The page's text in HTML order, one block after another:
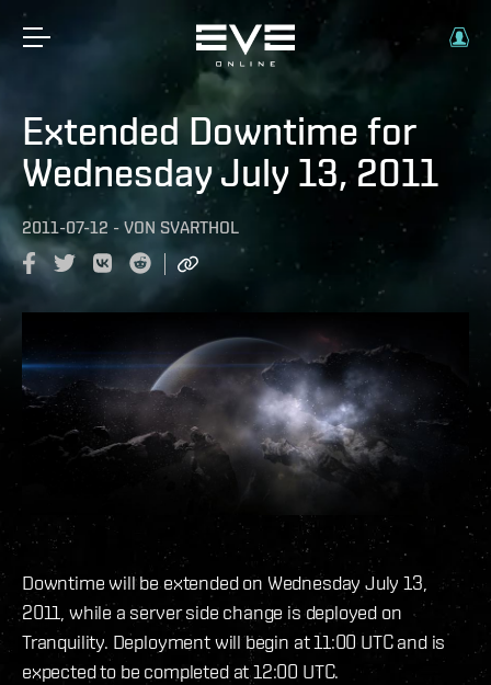
Extended Downtime for
Wednesday July 13, 2011
2011-07-12 - VON SVARTHOL
Downtime will be extended on Wednesday July 13,
2011, while a server side change is deployed on
Tranquility. Deployment will begin at 11:00 UTC and is
expected to be completed at 12:00 UTC.